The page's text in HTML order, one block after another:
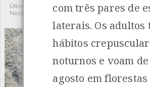
Última observação por:
Nicole Viana
Última
Nicole
com três pares de
laterais. Os adultos
hábitos
noturnos e voam
agosto em